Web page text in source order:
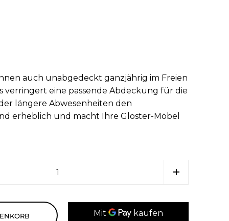
auch unabgedeckt ganzjährig im Freien
verringert eine passende Abdeckung für die
längere Abwesenheiten den
erheblich und macht Ihre Gloster-Möbel